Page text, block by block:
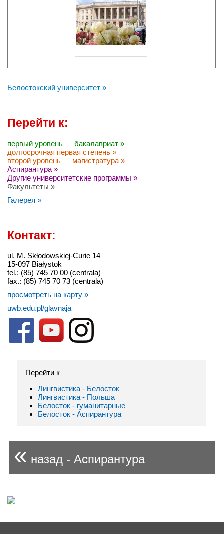
Белостокский университет »
Перейти к:
первый уровень — бакалавриат »
долгосрочная первая степень »
второй уровень — магистратура »
Аспирантура »
Другие университетские программы »
Факультеты »
Галерея »
Контакт:
ul. M. Skłodowskiej-Curie 14
15-097 Białystok
tel.: (85) 745 70 00 (centrala)
fax.: (85) 745 70 73 (centrala)
просмотреть на карту »
uwb.edu.pl/glavnaja
Перейти к
Лингвистика - Белосток
Лингвистика - Польша
Белосток - гуманитарные
Белосток - Аспирантура
« назад - Аспирантура